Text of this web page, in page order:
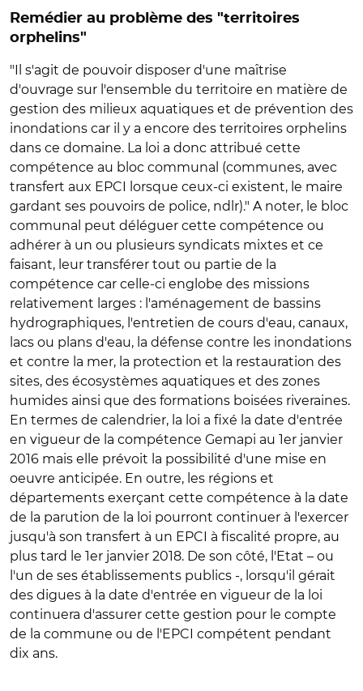
Remédier au problème des "territoires
orphelins"
"Il s'agit de pouvoir disposer d'une maîtrise
d'ouvrage sur l'ensemble du territoire en matière de
gestion des milieux aquatiques et de prévention des
inondations car il y a encore des territoires orphelins
dans ce domaine. La loi a donc attribué cette
compétence au bloc communal (communes, avec
transfert aux EPCI lorsque ceux-ci existent, le maire
gardant ses pouvoirs de police, ndlr)." A noter, le bloc
communal peut déléguer cette compétence ou
adhérer à un ou plusieurs syndicats mixtes et ce
faisant, leur transférer tout ou partie de la
compétence car celle-ci englobe des missions
relativement larges : l'aménagement de bassins
hydrographiques, l'entretien de cours d'eau, canaux,
lacs ou plans d'eau, la défense contre les inondations
et contre la mer, la protection et la restauration des
sites, des écosystèmes aquatiques et des zones
humides ainsi que des formations boisées riveraines.
En termes de calendrier, la loi a fixé la date d'entrée
en vigueur de la compétence Gemapi au 1er janvier
2016 mais elle prévoit la possibilité d'une mise en
oeuvre anticipée. En outre, les régions et
départements exerçant cette compétence à la date
de la parution de la loi pourront continuer à l'exercer
jusqu'à son transfert à un EPCI à fiscalité propre, au
plus tard le 1er janvier 2018. De son côté, l'Etat – ou
l'un de ses établissements publics -, lorsqu'il gérait
des digues à la date d'entrée en vigueur de la loi
continuera d'assurer cette gestion pour le compte
de la commune ou de l'EPCI compétent pendant
dix ans.